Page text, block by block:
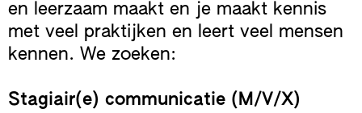
en leerzaam maakt en je maakt kennis
met veel praktijken en leert veel mensen
kennen. We zoeken:
Stagiair(e) communicatie (M/V/X)